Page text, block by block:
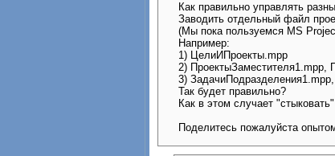
Как правильно управлять
Заводить отдельный файл
(Мы пока пользуемся MS
Например:
1) ЦелиИПроекты.mpp
2) ПроектыЗаместителя1.mpp,
3)
Так будет правильно?
Как в этом случает
Поделитесь пожалуйста